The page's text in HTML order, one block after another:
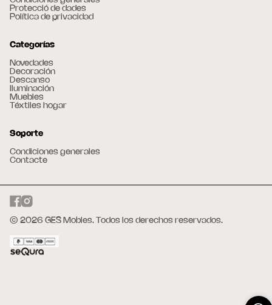
Protecció de dades
Política de privacidad
Categorías
Novedades
Decoración
Descanso
Iluminación
Muebles
Téxtiles hogar
Soporte
Condiciones generales
Contacte
© 2026 GES Mobles. Todos los derechos reservados.